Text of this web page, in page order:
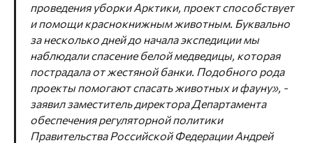
проведения уборки Арктики, проект способствует
и помощи краснокнижным животным. Буквально
за несколько дней до начала экспедиции мы
наблюдали спасение белой медведицы, которая
пострадала от жестяной банки. Подобного рода
проекты помогают спасать животных и фауну», -
заявил заместитель директора Департамента
обеспечения регуляторной политики
Правительства Российской Федерации Андрей